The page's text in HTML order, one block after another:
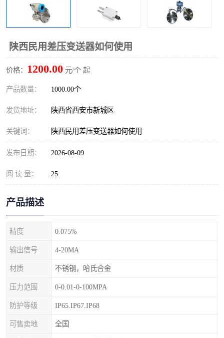
陕西民用差压变送器如何使用
价格： 1200.00 元/个 起
产品数量： 1000.00个
发货地址： 陕西省西安市新城区
关键词： 陕西民用差压变送器如何使用
发布日期： 2026-08-09
阅 读 量： 25
产品描述
精度 0.075%
输出信号 4-20MA
材质 不锈钢，哈氏合金
压力范围 0-0.01-0-100MPA
防护等级 IP65.IP67.IP68
可售卖地 全国